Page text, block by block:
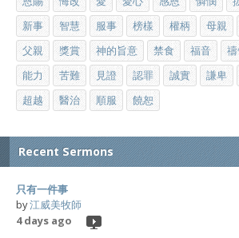
新事
智慧 服事 榜樣 權柄 母親
父親
獎賞 神的旨意 禁食 福音
能力
苦難 見證 認罪 誠實 謙卑
超越
醫治 順服 饒恕
Recent Sermons
只有一件事
by江威美牧師
4 days ago